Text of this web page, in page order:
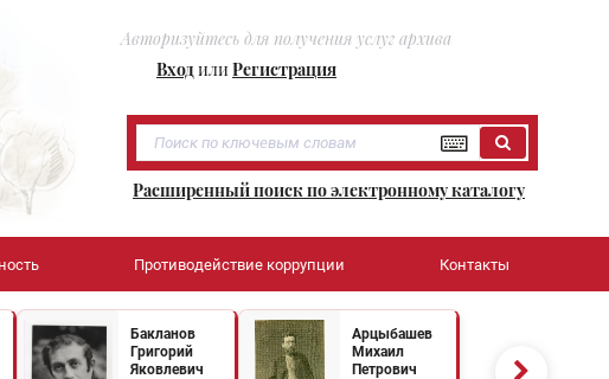
Авторизуйтесь для получения услуг архива
ВходилиРегистрация
Расширенный поиск по электронному каталогу
Противодействие коррупции Контакты
Бакланов
Григорий
Яковлевич
Арцыбашев
Михаил
Петрович